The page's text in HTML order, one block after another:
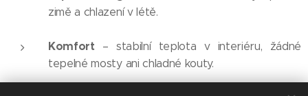
zimě a chlazení v létě.
Komfort – stabilní teplota v interiéru, žádné
tepelné mosty ani chladné kouty.